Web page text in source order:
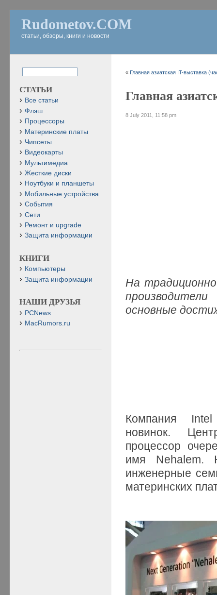
Rudometov.COM
статьи, обзоры, книги и новости
« Главная азиатская IT-выставка
Главная
8 July 2011, 11:58 pm
На
основные
Компания Intel
новинок.
процессор
имя Nehalem.
инженерные
материнских
СТАТЬИ
Все статьи
Флэш
Процессоры
Материнские платы
Чипсеты
Видеокарты
Мультимедиа
Жесткие диски
Ноутбуки и планшеты
Мобильные устройства
События
Сети
Ремонт и upgrade
Защита информации
КНИГИ
Компьютеры
Защита информации
НАШИ ДРУЗЬЯ
PCNews
MacRumors.ru